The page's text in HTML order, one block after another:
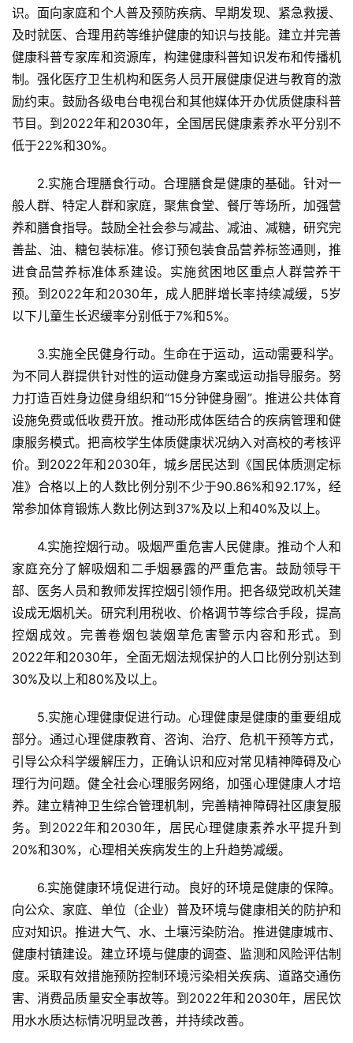
党
建
学
习
识。面向家庭和个人普及预防疾病、早期发现、紧急救援、
及时就医、合理用药等维护健康的知识与技能。建立并完善
健康科普专家库和资源库，构建健康科普知识发布和传播机
制。强化医疗卫生机构和医务人员开展健康促进与教育的激
励约束。鼓励各级电台电视台和其他媒体开办优质健康科普
节目。到2022年和2030年，全国居民健康素养水平分别不
低于22%和30%。
2.实施合理膳食行动。合理膳食是健康的基础。针对一
般人群、特定人群和家庭，聚焦食堂、餐厅等场所，加强营
养和膳食指导。鼓励全社会参与减盐、减油、减糖，研究完
善盐、油、糖包装标准。修订预包装食品营养标签通则，推
进食品营养标准体系建设。实施贫困地区重点人群营养干
预。到2022年和2030年，成人肥胖增长率持续减缓，5岁
以下儿童生长迟缓率分别低于7%和5%。
3.实施全民健身行动。生命在于运动，运动需要科学。
为不同人群提供针对性的运动健身方案或运动指导服务。努
力打造百姓身边健身组织和“15分钟健身圈”。推进公共体育
设施免费或低收费开放。推动形成体医结合的疾病管理和健
康服务模式。把高校学生体质健康状况纳入对高校的考核评
价。到2022年和2030年，城乡居民达到《国民体质测定标
准》合格以上的人数比例分别不少于90.86%和92.17%，经
常参加体育锻炼人数比例达到37%及以上和40%及以上。
4.实施控烟行动。吸烟严重危害人民健康。推动个人和
家庭充分了解吸烟和二手烟暴露的严重危害。鼓励领导干
部、医务人员和教师发挥控烟引领作用。把各级党政机关建
设成无烟机关。研究利用税收、价格调节等综合手段，提高
控烟成效。完善卷烟包装烟草危害警示内容和形式。到
2022年和2030年，全面无烟法规保护的人口比例分别达到
30%及以上和80%及以上。
5.实施心理健康促进行动。心理健康是健康的重要组成
部分。通过心理健康教育、咨询、治疗、危机干预等方式，
引导公众科学缓解压力，正确认识和应对常见精神障碍及心
理行为问题。健全社会心理服务网络，加强心理健康人才培
养。建立精神卫生综合管理机制，完善精神障碍社区康复服
务。到2022年和2030年，居民心理健康素养水平提升到
20%和30%，心理相关疾病发生的上升趋势减缓。
6.实施健康环境促进行动。良好的环境是健康的保障。
向公众、家庭、单位（企业）普及环境与健康相关的防护和
应对知识。推进大气、水、土壤污染防治。推进健康城市、
健康村镇建设。建立环境与健康的调查、监测和风险评估制
度。采取有效措施预防控制环境污染相关疾病、道路交通伤
害、消费品质量安全事故等。到2022年和2030年，居民饮
用水水质达标情况明显改善，并持续改善。